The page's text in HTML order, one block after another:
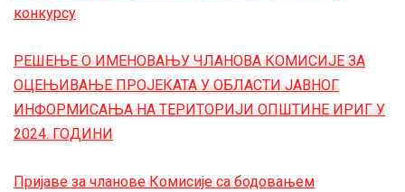
конкурсу
РЕШЕЊЕ О ИМЕНОВАЊУ ЧЛАНОВА КОМИСИЈЕ ЗА
ОЦЕЊИВАЊЕ ПРОЈЕКАТА У ОБЛАСТИ ЈАВНОГ
ИНФОРМИСАЊА НА ТЕРИТОРИЈИ ОПШТИНЕ ИРИГ У
2024. ГОДИНИ
Пријаве за чланове Комисије са бодовањем